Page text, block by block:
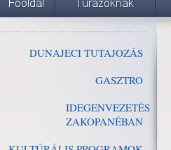
DUNAJECI TUTAJOZÁS
GASZTRO
IDEGENVEZETÉS
ZAKOPANÉBAN